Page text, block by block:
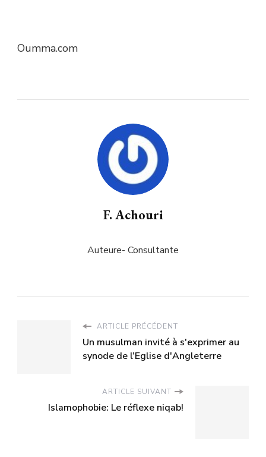
Oumma.com
F. Achouri
Auteure- Consultante
ARTICLE PRÉCÉDENT
Un musulman invité à s'exprimer au
synode de l’Eglise d'Angleterre
ARTICLE SUIVANT
Islamophobie: Le réflexe niqab!